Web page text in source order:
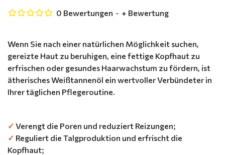
Wenn Sie nach einer natürlichen Möglichkeit suchen,
gereizte Haut zu beruhigen, eine fettige Kopfhaut zu
erfrischen oder gesundes Haarwachstum zu fördern, ist
ätherisches Weißtannenöl ein wertvoller Verbündeter in
Ihrer täglichen Pflegeroutine.
✓ Verengt die Poren und reduziert Reizungen;
✓ Reguliert die Talgproduktion und erfrischt die
Kopfhaut;
0 Bewertungen - + Bewertung